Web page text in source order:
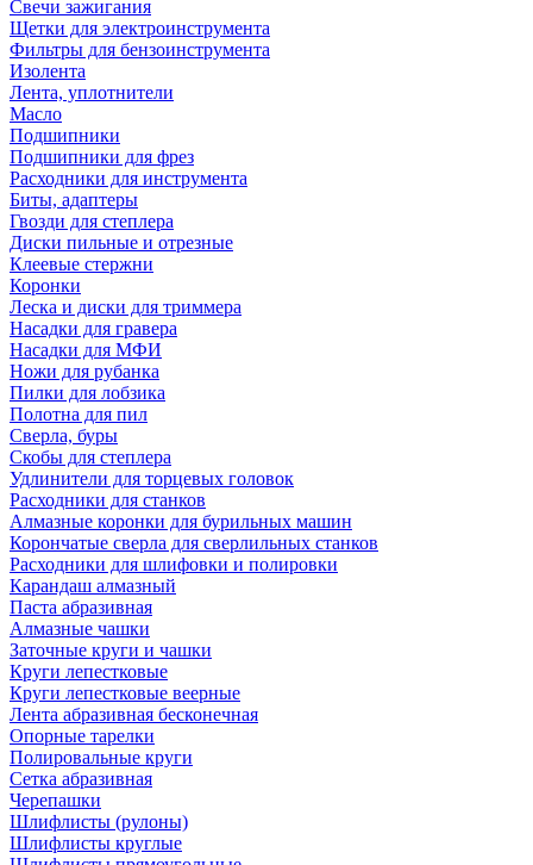
Свечи зажигания
Щетки для электроинструмента
Фильтры для бензоинструмента
Изолента
Лента, уплотнители
Масло
Подшипники
Подшипники для фрез
Расходники для инструмента
Биты, адаптеры
Гвозди для степлера
Диски пильные и отрезные
Клеевые стержни
Коронки
Леска и диски для триммера
Насадки для гравера
Насадки для МФИ
Ножи для рубанка
Пилки для лобзика
Полотна для пил
Сверла, буры
Скобы для степлера
Удлинители для торцевых головок
Расходники для станков
Алмазные коронки для бурильных машин
Корончатые сверла для сверлильных станков
Расходники для шлифовки и полировки
Карандаш алмазный
Паста абразивная
Алмазные чашки
Заточные круги и чашки
Круги лепестковые
Круги лепестковые веерные
Лента абразивная бесконечная
Опорные тарелки
Полировальные круги
Сетка абразивная
Черепашки
Шлифлисты (рулоны)
Шлифлисты круглые